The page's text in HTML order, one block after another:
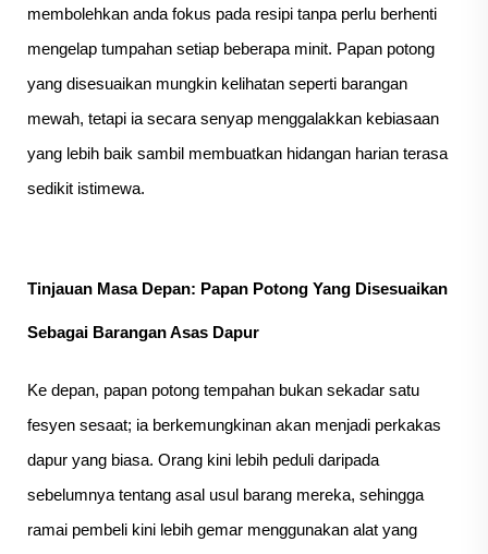
membolehkan anda fokus pada resipi tanpa perlu berhenti
mengelap tumpahan setiap beberapa minit. Papan potong
yang disesuaikan mungkin kelihatan seperti barangan
mewah, tetapi ia secara senyap menggalakkan kebiasaan
yang lebih baik sambil membuatkan hidangan harian terasa
sedikit istimewa.
Tinjauan Masa Depan: Papan Potong Yang Disesuaikan
Sebagai Barangan Asas Dapur
Ke depan, papan potong tempahan bukan sekadar satu
fesyen sesaat; ia berkemungkinan akan menjadi perkakas
dapur yang biasa. Orang kini lebih peduli daripada
sebelumnya tentang asal usul barang mereka, sehingga
ramai pembeli kini lebih gemar menggunakan alat yang